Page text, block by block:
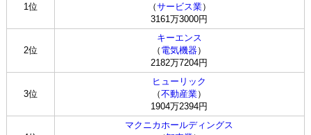
1位
（サービス業）
3161万3000円
2位
キーエンス
（ 電気機器）
2182万7204円
3位
ヒューリック
（不動産業）
1904万2394円
マクニカホールディングス